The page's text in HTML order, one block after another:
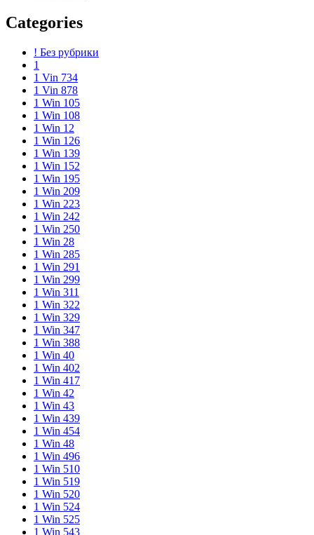
Categories
! Без рубрики
1
1 Vin 734
1 Vin 878
1 Win 105
1 Win 108
1 Win 12
1 Win 126
1 Win 139
1 Win 152
1 Win 195
1 Win 209
1 Win 223
1 Win 242
1 Win 250
1 Win 28
1 Win 285
1 Win 291
1 Win 299
1 Win 311
1 Win 322
1 Win 329
1 Win 347
1 Win 388
1 Win 40
1 Win 402
1 Win 417
1 Win 42
1 Win 43
1 Win 439
1 Win 454
1 Win 48
1 Win 496
1 Win 510
1 Win 519
1 Win 520
1 Win 524
1 Win 525
1 Win 543